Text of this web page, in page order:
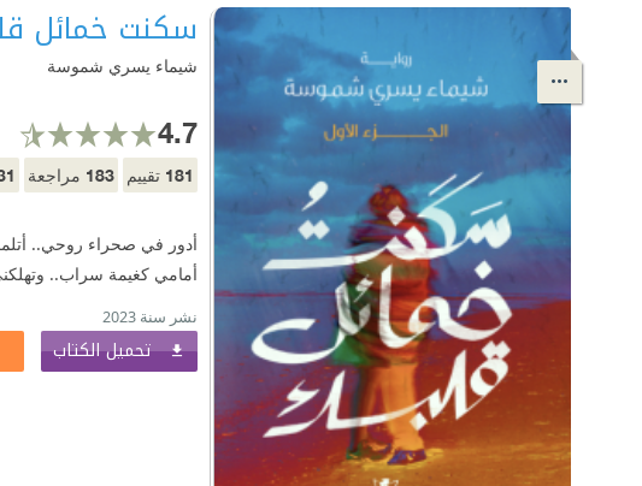
سكنت خمائل
شيماء يسري شموسة
4.7
181 تقييم 183 مراجعة
أدور في صحراء روحي..
أمامي كغيمة سراب..
نشر سنة 2023
تحميل الكتاب